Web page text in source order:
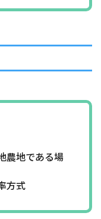
農地である場
方式